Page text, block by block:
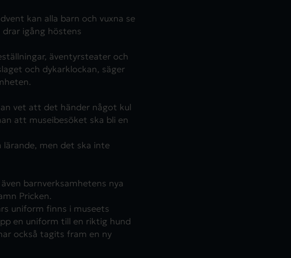
kan alla barn och vuxna se
igång höstens
äventyrsteater och
och dykarklockan, säger
vet att det händer något kul
att museibesöket ska bli en
men det ska inte
barnverksamhetens nya
Pricken.
uniform finns i museets
en uniform till en riktig hund
också tagits fram en ny